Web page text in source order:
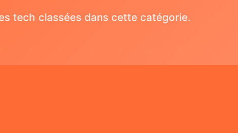
tech classées dans cette catégorie.